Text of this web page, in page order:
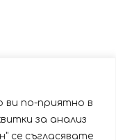
ви по-приятно в
за анализ
се съгласявате